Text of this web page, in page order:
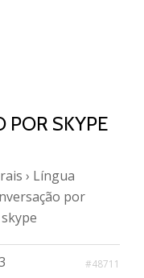
POR SKYPE
› Língua
por
#48711